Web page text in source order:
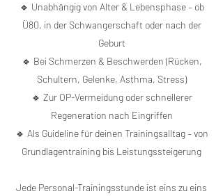
🔹 Unabhängig von Alter & Lebensphase – ob
Ü80, in der Schwangerschaft oder nach der
Geburt
🔹 Bei Schmerzen & Beschwerden (Rücken,
Schultern, Gelenke, Asthma, Stress)
🔹 Zur OP-Vermeidung oder schnellerer
Regeneration nach Eingriffen
🔹 Als Guideline für deinen Trainingsalltag – von
Grundlagentraining bis Leistungssteigerung
Jede Personal-Trainingsstunde ist eins zu eins